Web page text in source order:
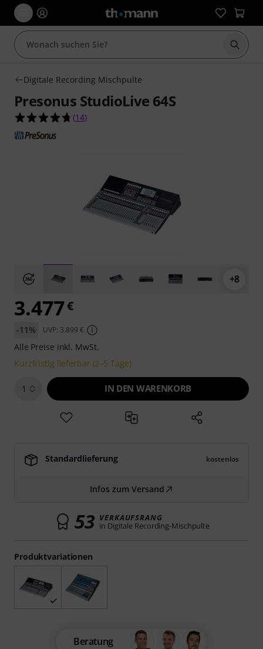
Suche
Digitale Recording Mischpulte
Presonus StudioLive 64S
4.7 von 5 Sternen aus 14 Kundenbewertungen
(14)
+8
Produktvariationen
3.477€
-11% UVP: 3.899 €
Alle Preise inkl. MwSt.
Kurzfristig lieferbar (2–5 Tage)
1 IN DEN WARENKORB
Standardlieferung kostenlos
Infos zum Versand
53 VERKAUFSRANG
in Digitale Recording-Mischpulte
Beratung